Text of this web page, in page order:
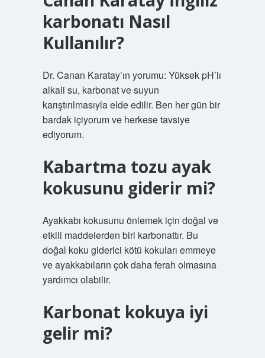
karbonatı Nasıl
Kullanılır?
Dr. Canan Karatay’ın yorumu: Yüksek pH’lı
alkali su, karbonat ve suyun
karıştırılmasıyla elde edilir. Ben her gün bir
bardak içiyorum ve herkese tavsiye
ediyorum.
Kabartma tozu ayak
kokusunu giderir mi?
Ayakkabı kokusunu önlemek için doğal ve
etkili maddelerden biri karbonattır. Bu
doğal koku giderici kötü kokuları emmeye
ve ayakkabıların çok daha ferah olmasına
yardımcı olabilir.
Karbonat kokuya iyi
gelir mi?